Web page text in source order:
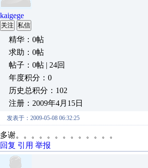
kaigege
关注 私信
精华：0帖
求助：0帖
帖子：0帖 | 24回
年度积分：0
历史总积分：102
注册：2009年4月15日
发表于：2009-05-08 06:32:25
多谢。。。。。。。。。。。。。
回复 引用 举报